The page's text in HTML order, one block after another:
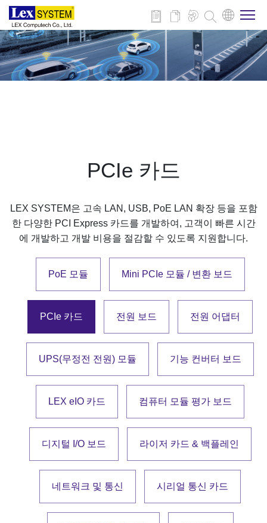
회사 소개
PCIe 카드
LEX SYSTEM은 고속 LAN, USB, PoE LAN 확장 등을 포함
한 다양한 PCI Express 카드를 개발하여, 고객이 빠른 시간
에 개발하고 개발 비용을 절감할 수 있도록 지원합니다.
PoE 모듈 Mini PCIe 모듈 / 변환 보드
PCIe 카드 전원 보드 전원 어댑터
UPS(무정전 전원) 모듈 기능 컨버터 보드
LEX eIO 카드 컴퓨터 모듈 평가 보드
디지털 I/O 보드 라이저 카드 & 백플레인
네트워크 및 통신 시리얼 통신 카드